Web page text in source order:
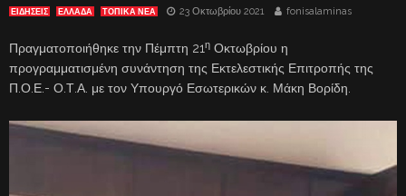
ΕΙΔΗΣΕΙΣ ΕΛΛΑΔΑ ΤΟΠΙΚΑ ΝΕΑ 23 Οκτωβρίου 2021 fonisalaminas
Πραγματοποιήθηκε την Πέμπτη 21η Οκτωβρίου η
προγραμματισμένη συνάντηση της Εκτελεστικής Επιτροπής της
Π.Ο.Ε.- Ο.Τ.Α. με τον Υπουργό Εσωτερικών κ. Μάκη Βορίδη.